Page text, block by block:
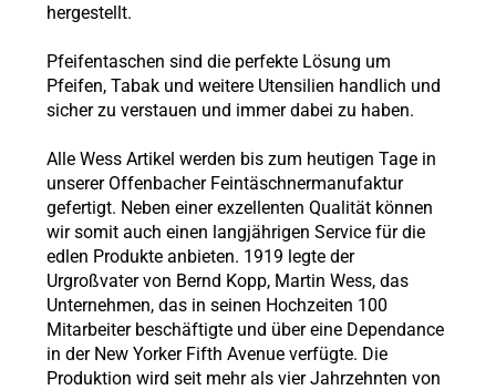
hergestellt.
Pfeifentaschen sind die perfekte Lösung um
Pfeifen, Tabak und weitere Utensilien handlich und
sicher zu verstauen und immer dabei zu haben.
Alle Wess Artikel werden bis zum heutigen Tage in
unserer Offenbacher Feintäschnermanufaktur
gefertigt. Neben einer exzellenten Qualität können
wir somit auch einen langjährigen Service für die
edlen Produkte anbieten. 1919 legte der
Urgroßvater von Bernd Kopp, Martin Wess, das
Unternehmen, das in seinen Hochzeiten 100
Mitarbeiter beschäftigte und über eine Dependance
in der New Yorker Fifth Avenue verfügte. Die
Produktion wird seit mehr als vier Jahrzehnten von